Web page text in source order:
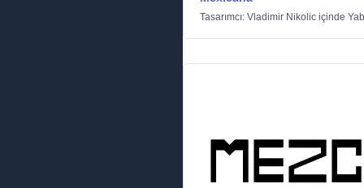
Tasarımcı: Vladimir Nikolic içinde